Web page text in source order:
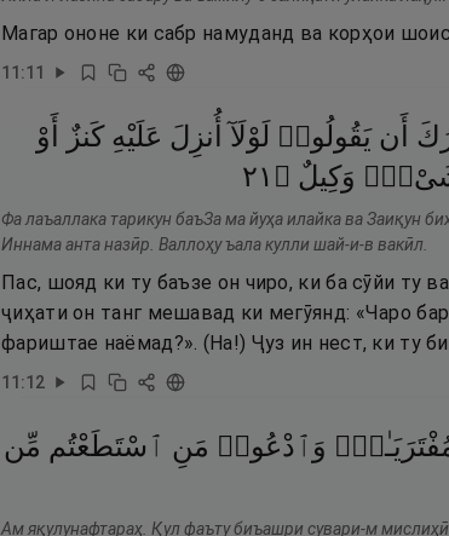
Магар ононе ки сабр намуданд ва корҳои
11:11
أَن يَقُولُوا۟ لَوْلَآ أُنزِلَ عَلَيْهِ كَنزٌ
أَوْ
وَكِيلٌ ۝ ١٢
Фа лаъаллака тарикун баъЗа ма йуҳа илайка ва Заиқун
Иннама анта назӣр. Валлоҳу ъала кулли шай-и-в вакӣл.
Пас, шояд ки ту баъзе он чиро, ки ба сӯйи ту
ҷиҳати он танг мешавад ки мегӯянд: «Чаро
фариштае наёмад?». (На!) Ҷуз ин нест, ки ту
11:12
وَٱدْعُوا۟ مَنِ ٱسْتَطَعْتُم مِّن
Ам яқулунафтараҳ. Қул фаъту биъашри сувари-м